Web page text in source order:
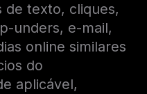
de texto, cliques,
unders, e-mail,
online similares
do
aplicável,